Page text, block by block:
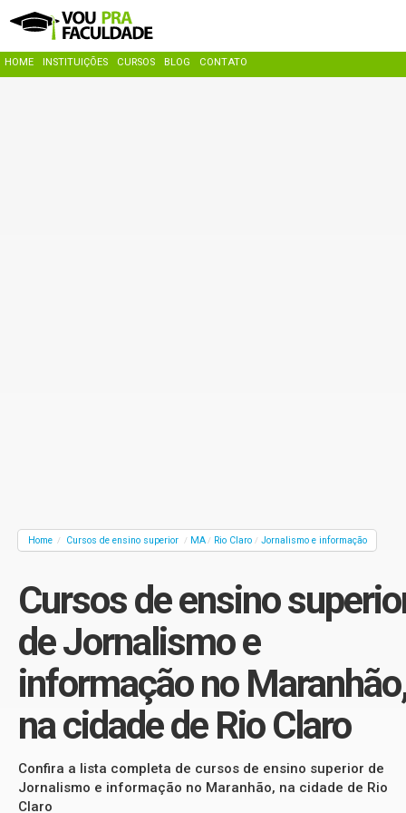
HOME INSTITUIÇÕES CURSOS BLOG CONTATO
Home / Cursos de ensino superior / MA / Rio Claro / Jornalismo e informação
Cursos de ensino
de Jornalismo e
informação no
na cidade de Rio Claro
Confira a lista completa de cursos de ensino superior de
Jornalismo e informação no Maranhão, na cidade de Rio
Claro